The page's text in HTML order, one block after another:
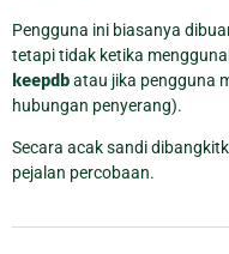
Pengguna ini biasanya
tetapi tidak ketika
keepdbatau jika pengguna
hubungan penyerang).
Secara acak sandi
pejalan percobaan.